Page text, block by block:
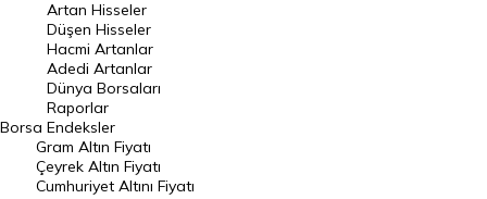
En Çok Düşen Hisseler
Hacmi Artanlar
Geçmiş Kapanışlar
Dünya Borsaları
Raporlar
Endeksler
Borsa
Artan Hisseler
Düşen Hisseler
Hacmi Artanlar
Adedi Artanlar
Dünya Borsaları
Raporlar
Endeksler
Gram Altın Fiyatı
Çeyrek Altın Fiyatı
Cumhuriyet Altını Fiyatı